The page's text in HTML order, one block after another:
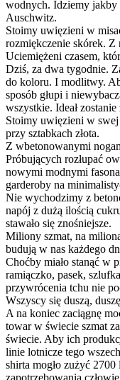
wodnych. Idziemy jakby
Auschwitz.
Stoimy uwięzieni w
rozmiękczenie skórek.
Uciemiężeni czasem,
Dziś, za dwa tygodnie.
do koloru. I modlitwy.
sposób głupi i
wszystkie. Ideał
Stoimy uwięzieni w swej
przy sztabkach złota.
Z wbetonowanymi
Próbujących rozłupać
nowymi modnymi
garderoby na
Nie wychodzimy z
napój z dużą ilością
stawało się znośniejsze.
Miliony szmat, na
budują w nas każdego
Choćby miało stanąć w
ramiączko, pasek,
przywrócenia tchu nie
Wszyscy się duszą,
A na koniec zaciągnę
towar w świecie szmat
świecie. Aby ich
linie lotnicze tego
shirta mogło zużyć
zapotrzebowania